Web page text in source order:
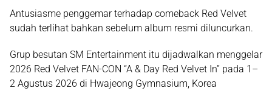
Antusiasme penggemar terhadap comeback Red Velvet
sudah terlihat bahkan sebelum album resmi diluncurkan.
Grup besutan SM Entertainment itu dijadwalkan menggelar
2026 Red Velvet FAN-CON “A & Day Red Velvet In” pada 1–
2 Agustus 2026 di Hwajeong Gymnasium, Korea